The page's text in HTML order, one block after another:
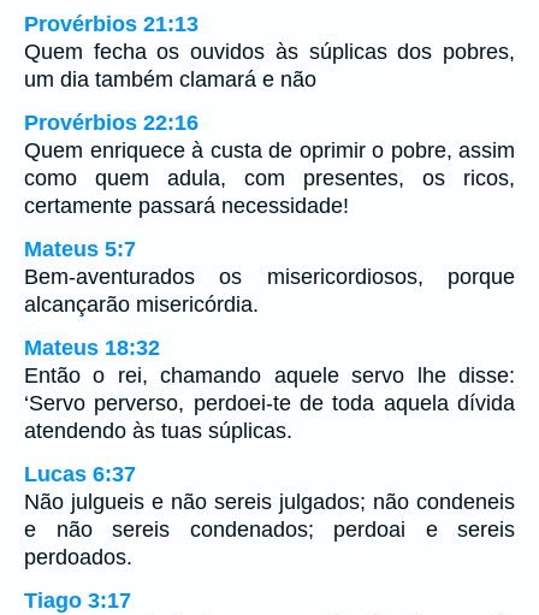
Provérbios 21:13
Quem fecha os ouvidos às súplicas dos pobres,
um dia também clamará e não
Provérbios 22:16
Quem enriquece à custa de oprimir o pobre, assim
como quem adula, com presentes, os ricos,
certamente passará necessidade!
Mateus 5:7
Bem-aventurados os misericordiosos, porque
alcançarão misericórdia.
Mateus 18:32
Então o rei, chamando aquele servo lhe disse:
‘Servo perverso, perdoei-te de toda aquela dívida
atendendo às tuas súplicas.
Lucas 6:37
Não julgueis e não sereis julgados; não condeneis
e não sereis condenados; perdoai e sereis
perdoados.
Tiago 3:17